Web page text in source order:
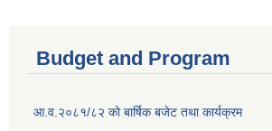
Budget and Program
आ.व.२०८१/८२ को बार्षिक बजेट तथा कार्यक्रम